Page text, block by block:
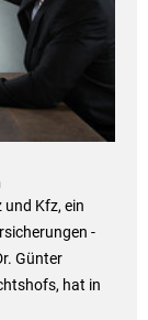
Kfz, ein
-
Günter
hat in